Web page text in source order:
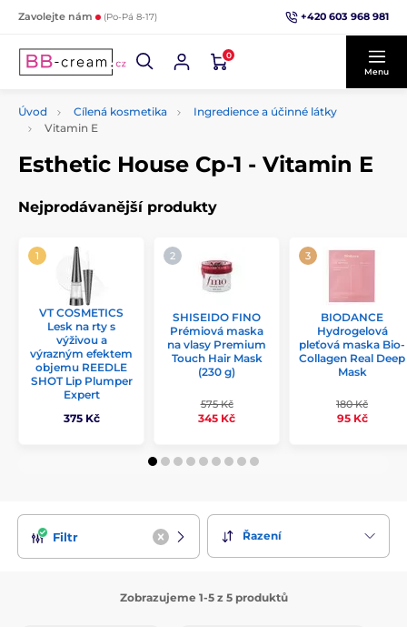
Zavolejte nám (Po-Pá 8-17) +420 603 968 981
0
Menu
Úvod Cílená kosmetika
Ingredience a účinné látky
Vitamin E
Esthetic House Cp-1 - Vitamin E
Nejprodávanější produkty
VT COSMETICS
Lesk na rty s
výživou a
výrazným efektem
objemu REEDLE
SHOT Lip Plumper
Expert
375 Kč
SHISEIDO FINO
Prémiová maska
na vlasy Premium
Touch Hair Mask
(230 g)
575 Kč
345 Kč
BIODANCE
Hydrogelová
pleťová maska Bio-
Collagen Real Deep
Mask
180 Kč
95 Kč
Filtr Řazení
Zobrazujeme 1-5 z 5 produktů